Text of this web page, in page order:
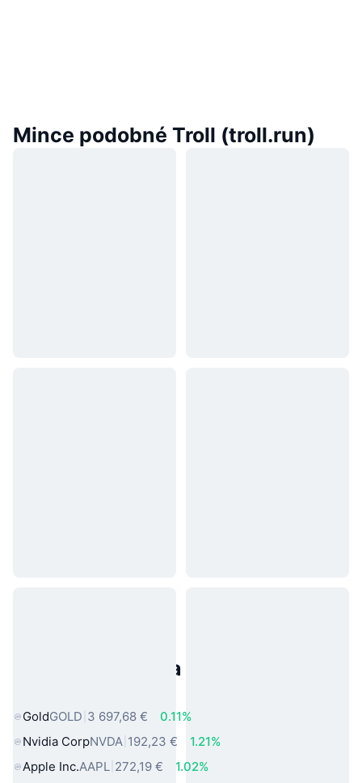
Mince podobné Troll (troll.run)
Populárne aktíva z reálneho
GoldGOLD 3 697,68 €
0.11%
Nvidia CorpNVDA 192,23 €
1.21%
Apple Inc.AAPL 272,19 € 1.02%